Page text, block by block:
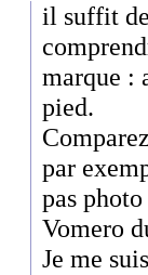
il suffit
marque :
pied.
par
pas
Vomero
Je me